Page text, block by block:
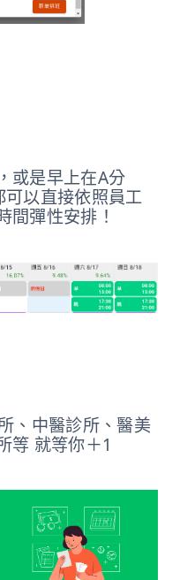
或是早上在A分
以直接依照員工
間彈性安排！
、中醫診所、醫美
等 就等你＋1